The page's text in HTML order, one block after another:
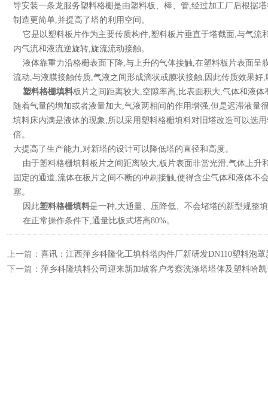
导安装一条龙服务塑料格栅是由塑料板、棒、管,经过加工厂后根据
制造更简单,并提高了塔的利用空间。
它是以塑料板片作为主要传质构件,塑料板片垂直于塔截面,与气流
内气流和液流逆旋转,旋流流动接触。
液体靠重力沿格栅表面下降,与上升的气体接触,在塑料板片表面呈
流动,与液膜接触传质,气液之间形成滴状或膜状接触,因此传质效果好
塑料格栅填料板片之间距离较大,空隙率高,比表面积大,气体和液
随着气量的增加或者液量加大,气液两相间的作用增强,但是迟滞液量
填料床内满是液体的现象,所以采用塑料格栅填料对旧塔改造可以选
倍。
大提高了生产能力,对新塔的设计可以降低塔的直径和高度。
由于塑料格栅填料板片之间距离较大,板片表面非赏光滑,气体上升
固定的通道,流体在板片之间不断的冲刷接触,使得含尘气体和液体不
塞。
因此塑料格栅填料是一种,大通量、压降低、不会堵塔的新型规整
在正常操作条件下,通量比板式塔高80%。
上一篇： 喜讯：江西萍乡科隆化工填料塔内件厂新研发DN110塑料泡罩
下一篇： 萍乡科隆填料公司迎来新加坡客户考察洗涤塔塔体及塑料哈